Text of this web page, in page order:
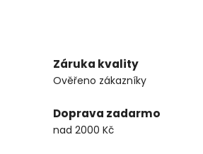
Záruka kvality
Ověřeno zákazníky
Doprava zadarmo
nad 2000 Kč